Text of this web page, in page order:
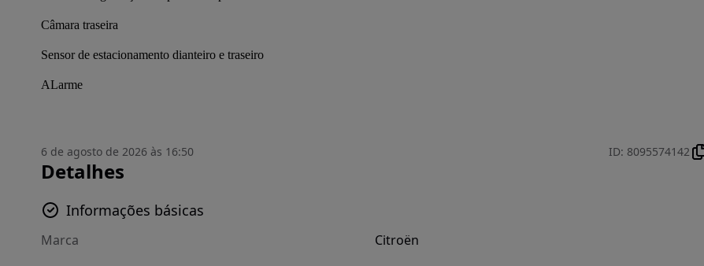
Câmara traseira
Sensor de estacionamento dianteiro e traseiro
ALarme
6 de agosto de 2026 às 16:50 ID: 8095574142
Detalhes
Informações básicas
Marca Citroën